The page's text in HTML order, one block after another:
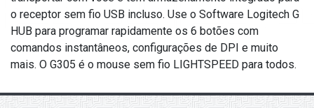
o receptor sem fio USB incluso. Use o Software Logitech G
HUB para programar rapidamente os 6 botões com
comandos instantâneos, configurações de DPI e muito
mais. O G305 é o mouse sem fio LIGHTSPEED para todos.